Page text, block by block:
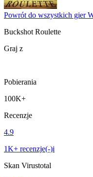
Powrót do wszystkich gier
Buckshot Roulette
Graj z
Pobierania
100K+
Recenzje
4.9
1K+ recenzje(-)i
Skan Virustotal